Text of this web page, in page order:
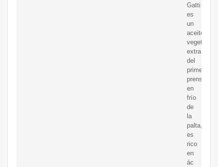
Gatti
es
un
aceite
vegetal
extraído
del
primer
prensado
en
frío
de
la
palta,
es
rico
en
ác